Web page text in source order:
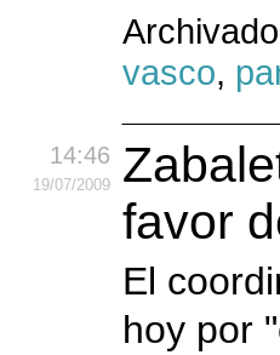
vasco,
14:46
19/07/2009
favor
El
hoy por